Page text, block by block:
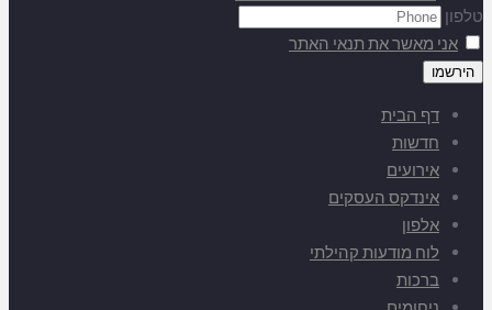
טלפון
אני מאשר את תנאי האתר
דף הבית
חדשות
אירועים
אינדקס העסקים
אלפון
לוח מודעות קהילתי
ברכות